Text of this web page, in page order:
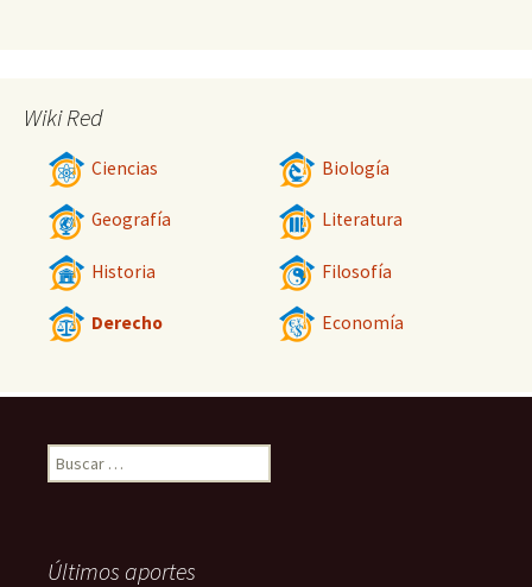
Wiki Red
Ciencias Biología
Geografía Literatura
Historia Filosofía
Derecho Economía
Buscar:
Últimos aportes